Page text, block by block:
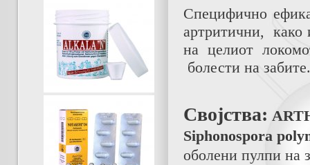
Специфично
артритични, како
на целиот
болести на забите.
Својства:
Siphоnospora
оболени пулпи на